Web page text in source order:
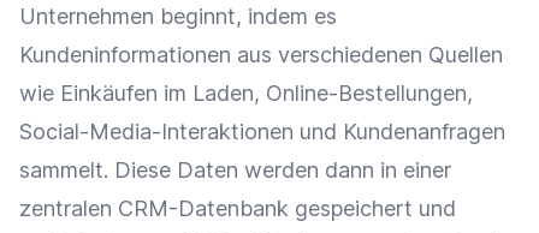
Unternehmen beginnt, indem es
Kundeninformationen aus verschiedenen Quellen
wie Einkäufen im Laden, Online-Bestellungen,
Social-Media-Interaktionen und Kundenanfragen
sammelt. Diese Daten werden dann in einer
zentralen CRM-Datenbank gespeichert und